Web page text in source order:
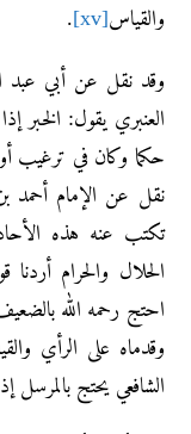
والقياس[xv]
.
وقد نقل عن أبي عبد
العنبري يقول: الخبر
حكما وكان في ترغيب
نقل عن الإمام أحمد
تكتب عنه هذه
الحلال والحرام
احتج رحمه الله
وقدماه على الرأي
الشافعي يحتج بالمرسل